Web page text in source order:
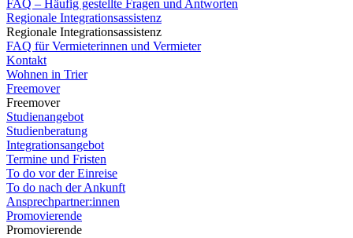
FAQ – Häufig gestellte Fragen und Antworten
Regionale Integrationsassistenz
Regionale Integrationsassistenz
FAQ für Vermieterinnen und Vermieter
Kontakt
Wohnen in Trier
Freemover
Freemover
Studienangebot
Studienberatung
Integrationsangebot
Termine und Fristen
To do vor der Einreise
To do nach der Ankunft
Ansprechpartner:innen
Promovierende
Promovierende